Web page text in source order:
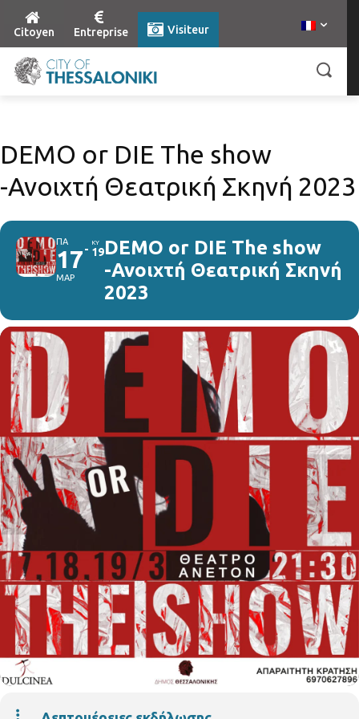
Citoyen Entreprise Visiteur
DEMO or DIE The show
-Ανοιχτή Θεατρική Σκηνή 2023
ΠΑ
17
ΜΑΡ
ΚΥ
19DEMO or DIE The show
-Ανοιχτή Θεατρική Σκηνή
2023